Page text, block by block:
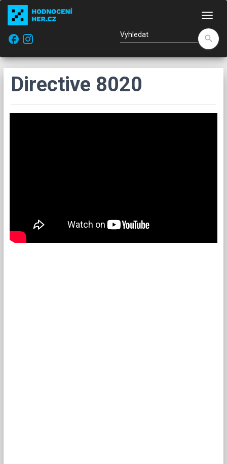
facebook
search
Directive 8020